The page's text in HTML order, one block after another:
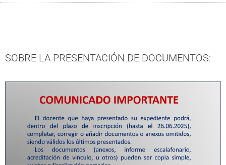
SOBRE LA PRESENTACIÓN DE DOCUMENTOS: